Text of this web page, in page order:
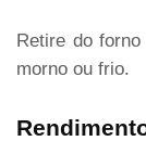
Retire do
morno ou frio.